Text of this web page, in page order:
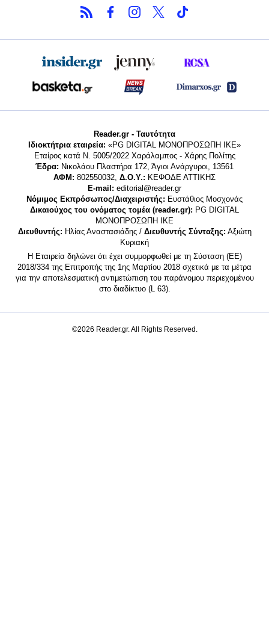
Reader.gr - Ταυτότητα
Ιδιοκτήτρια εταιρεία: «PG DIGITAL MONΟΠΡΟΣΩΠΗ ΙΚΕ»
Εταίρος κατά Ν. 5005/2022 Χαράλαμπος - Χάρης Πολίτης
Έδρα: Νικολάου Πλαστήρα 172, Άγιοι Ανάργυροι, 13561
ΑΦΜ: 802550032, Δ.Ο.Υ.: ΚΕΦΟΔΕ ΑΤΤΙΚΗΣ
E-mail: editorial@reader.gr
Νόμιμος Εκπρόσωπος/Διαχειριστής: Ευστάθιος Μοσχονάς
Δικαιούχος του ονόματος τομέα (reader.gr): PG DIGITAL
MONΟΠΡΟΣΩΠΗ ΙΚΕ
Διευθυντής: Ηλίας Αναστασιάδης / Διευθυντής Σύνταξης: Αξιώτη
Κυριακή
Η Εταιρεία δηλώνει ότι έχει συμμορφωθεί με τη Σύσταση (ΕΕ)
2018/334 της Επιτροπής της 1ης Μαρτίου 2018 σχετικά με τα μέτρα
για την αποτελεσματική αντιμετώπιση του παράνομου περιεχομένου
στο διαδίκτυο (L 63).
©2026 Reader.gr. All Rights Reserved.